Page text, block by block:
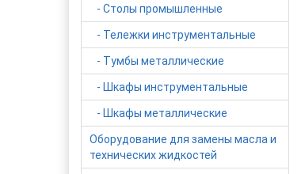
- Столы промышленные
- Тележки инструментальные
- Тумбы металлические
- Шкафы инструментальные
- Шкафы металлические
Оборудование для замены масла и
технических жидкостей